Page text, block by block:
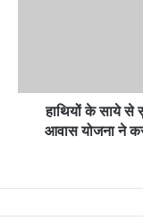
हाथियों के साये से
आवास योजना ने